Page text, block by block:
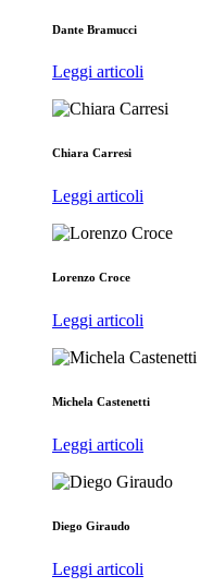
Dante Bramucci
Leggi articoli
Chiara Carresi
Leggi articoli
Lorenzo Croce
Leggi articoli
Michela Castenetti
Leggi articoli
Diego Giraudo
Leggi articoli